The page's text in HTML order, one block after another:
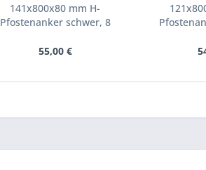
141x800x80 mm H-
Pfostenanker schwer, 8
55,00 €